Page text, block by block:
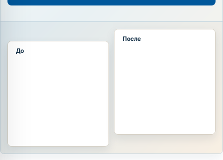
До
После